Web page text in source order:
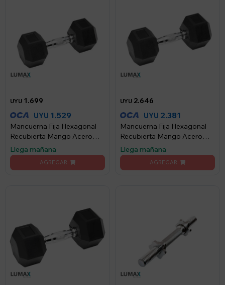
UYU 1.699
UYU 1.529
Mancuerna Fija Hexagonal
Recubierta Mango Acero
Lumax 10KG
Llega mañana
UYU 2.646
UYU 2.381
Mancuerna Fija Hexagonal
Recubierta Mango Acero
Lumax 17.5KG - Negro
Llega mañana